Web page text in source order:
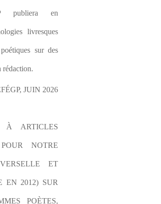
publiera en
livresques
sur des
rédaction.
JUIN 2026
À ARTICLES
NOTRE
ET
EN 2012) SUR
POÈTES,